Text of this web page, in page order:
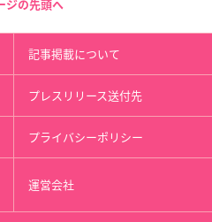
ジの先頭へ
記事掲載について
プレスリリース送付先
プライバシーポリシー
運営会社